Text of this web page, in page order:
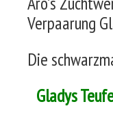
Verpaarung
Die
Gladys